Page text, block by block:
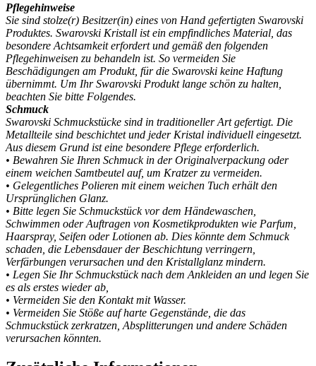
Pflegehinweise
Sie sind stolze(r) Besitzer(in) eines von Hand gefertigten Swarovski
Produktes. Swarovski Kristall ist ein empfindliches Material, das
besondere Achtsamkeit erfordert und gemäß den folgenden
Pflegehinweisen zu behandeln ist. So vermeiden Sie
Beschädigungen am Produkt, für die Swarovski keine Haftung
übernimmt. Um Ihr Swarovski Produkt lange schön zu halten,
beachten Sie bitte Folgendes.
Schmuck
Swarovski Schmuckstücke sind in traditioneller Art gefertigt. Die
Metallteile sind beschichtet und jeder Kristal individuell eingesetzt.
Aus diesem Grund ist eine besondere Pflege erforderlich.
• Bewahren Sie Ihren Schmuck in der Originalverpackung oder
einem weichen Samtbeutel auf, um Kratzer zu vermeiden.
• Gelegentliches Polieren mit einem weichen Tuch erhält den
Ursprünglichen Glanz.
• Bitte legen Sie Schmuckstück vor dem Händewaschen,
Schwimmen oder Auftragen von Kosmetikprodukten wie Parfum,
Haarspray, Seifen oder Lotionen ab. Dies könnte dem Schmuck
schaden, die Lebensdauer der Beschichtung verringern,
Verfärbungen verursachen und den Kristallglanz mindern.
• Legen Sie Ihr Schmuckstück nach dem Ankleiden an und legen Sie
es als erstes wieder ab,
• Vermeiden Sie den Kontakt mit Wasser.
• Vermeiden Sie Stöße auf harte Gegenstände, die das
Schmuckstück zerkratzen, Absplitterungen und andere Schäden
verursachen könnten.